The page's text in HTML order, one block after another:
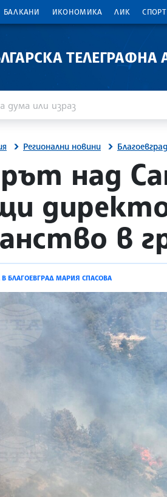
БАЛКАНИ ИКОНОМИКА ЛИК СПОРТ
ТЕЛЕГРАФНА
Регионални новини Благоевград
над
в
БЛАГОЕВГРАД МАРИЯ СПАСОВА